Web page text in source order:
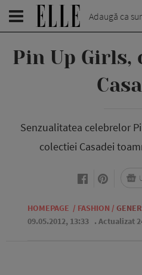
Adaugă ca
Pin Up Girls,
Senzualitatea celebrelor
colectiei Casadei
HOMEPAGE / FASHION /
09.05.2012, 13:33 . Actualizat